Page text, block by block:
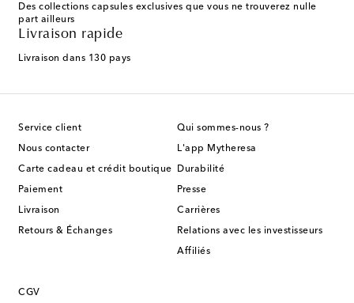
Des collections capsules exclusives que vous ne trouverez nulle
part ailleurs
Livraison rapide
Livraison dans 130 pays
Service client
Nous contacter
Carte cadeau et crédit boutique
Paiement
Livraison
Retours & Échanges
Qui sommes-nous ?
L'app Mytheresa
Durabilité
Presse
Carrières
Relations avec les investisseurs
Affiliés
CGV